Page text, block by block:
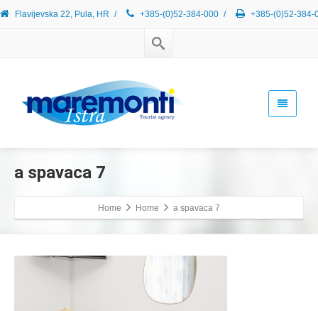
Flavijevska 22, Pula, HR / +385-(0)52-384-000 / +385-(0)52-
a spavaca 7
Home Home a spavaca 7